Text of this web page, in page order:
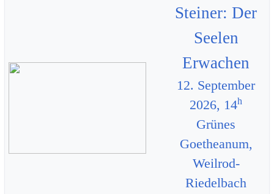
Steiner: Der
Seelen
Erwachen
12. September
2026, 14h
Grünes
Goetheanum,
Weilrod-
Riedelbach